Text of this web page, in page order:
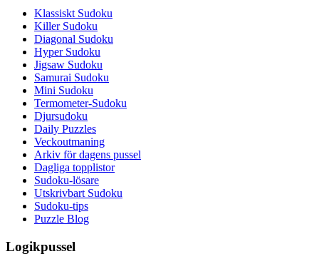
Klassiskt Sudoku
Killer Sudoku
Diagonal Sudoku
Hyper Sudoku
Jigsaw Sudoku
Samurai Sudoku
Mini Sudoku
Termometer-Sudoku
Djursudoku
Daily Puzzles
Veckoutmaning
Arkiv för dagens pussel
Dagliga topplistor
Sudoku-lösare
Utskrivbart Sudoku
Sudoku-tips
Puzzle Blog
Logikpussel